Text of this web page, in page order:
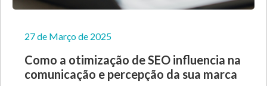
27 de Março de 2025
Como a otimização de SEO influencia na
comunicação e percepção da sua marca